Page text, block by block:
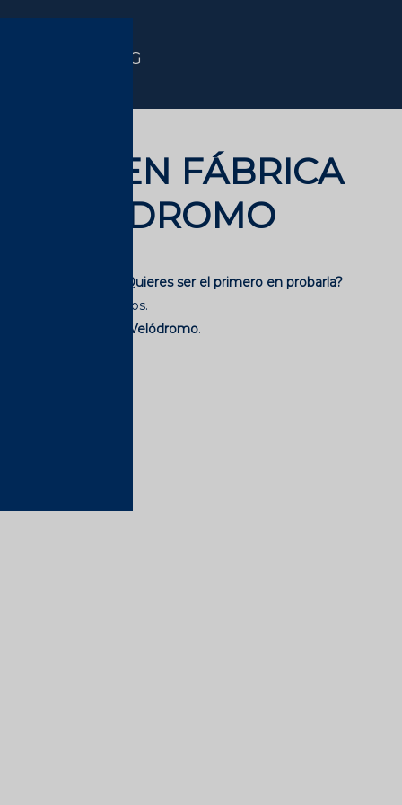
ENG
EN FÁBRICA
VELÓDROMO
Bloody Moritz.
¿Quieres ser el primero en probarla?
cervezas más juntos.
Casa Moritz o Velódromo.